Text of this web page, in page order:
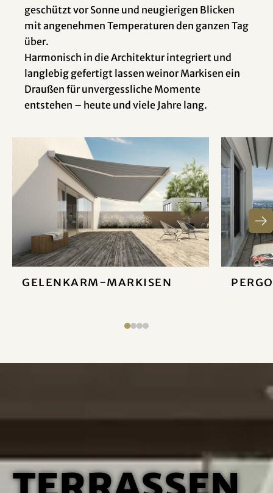
geschützt vor Sonne und neugierigen Blicken
mit angenehmen Temperaturen den ganzen Tag
über.
Harmonisch in die Architektur integriert und
langlebig gefertigt lassen weinor Markisen ein
Draußen für unvergessliche Momente
entstehen – heute und viele Jahre lang.
Gelenkarm-Markisen